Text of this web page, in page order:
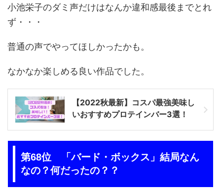
小池栄子のダミ声だけはなんか違和感最後までとれ
ず・・・
普通の声でやってほしかったかも。
なかなか楽しめる良い作品でした。
【2022秋最新】コスパ最強美味し
いおすすめプロテインバー3選！
第68位 「バード・ボックス」結局なん
なの？何だったの？？